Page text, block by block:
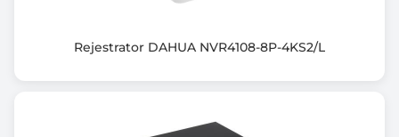
Wejście/wyjście audio: 1/1 (RCA)
Imou Android/iOS/Windows
Obsługa połączeń P2P
Rejestrator DAHUA NVR4108-8P-4KS2/L